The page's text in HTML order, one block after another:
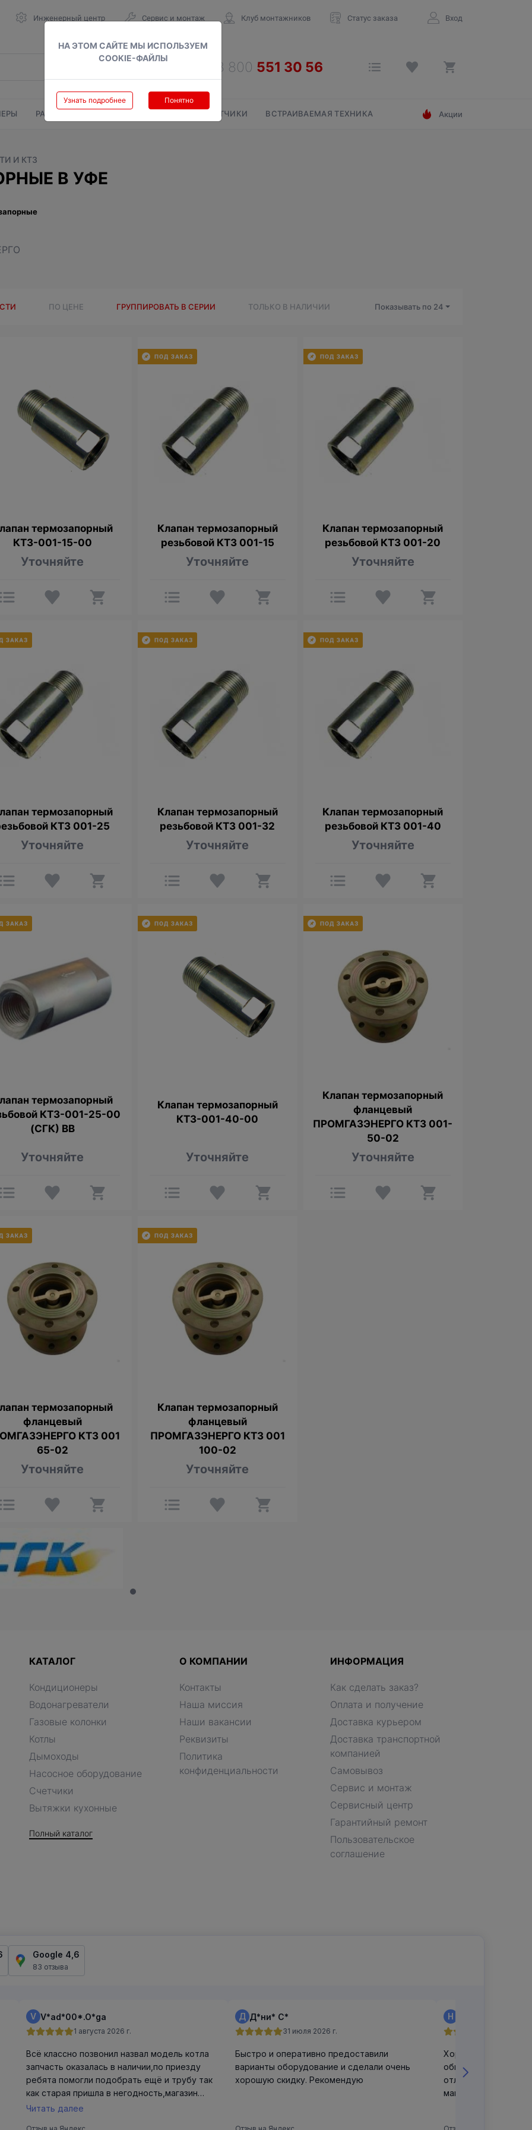
НА ЭТОМ САЙТЕ МЫ ИСПОЛЬЗУЕМ
COOKIE-ФАЙЛЫ
Узнать подробнее Понятно
Инженерный центр Сервис и монтаж Клуб монтажников Статус заказа Вход
РАДИАТОРЫ СЧЕТЧИКИ ВСТРАИВАЕМАЯ ТЕХНИКА Акции
И КТЗ
В УФЕ
ПО ЦЕНЕ ГРУППИРОВАТЬ В СЕРИИ ТОЛЬКО В НАЛИЧИИ Показывать по 24
термозапорный
КТЗ-001-15-00
Уточняйте
Клапан термозапорный
резьбовой КТЗ 001-15
Уточняйте
Клапан термозапорный
резьбовой КТЗ 001-20
Уточняйте
термозапорный
КТЗ 001-25
Уточняйте
Клапан термозапорный
резьбовой КТЗ 001-32
Уточняйте
Клапан термозапорный
резьбовой КТЗ 001-40
Уточняйте
термозапорный
КТЗ-001-25-00
(СГК) ВВ
Уточняйте
Клапан термозапорный
КТЗ-001-40-00
Уточняйте
Клапан термозапорный
фланцевый
ПРОМГАЗЭНЕРГО КТЗ 001-
50-02
Уточняйте
термозапорный
фланцевый
КТЗ 001
65-02
Уточняйте
Клапан термозапорный
фланцевый
ПРОМГАЗЭНЕРГО КТЗ 001
100-02
Уточняйте
КАТАЛОГ
Кондиционеры
Водонагреватели
Газовые колонки
Котлы
Дымоходы
Насосное оборудование
Счетчики
Вытяжки кухонные
Полный каталог
О КОМПАНИИ
Контакты
Наша миссия
Наши вакансии
Реквизиты
Политика
конфиденциальности
ИНФОРМАЦИЯ
Как сделать заказ?
Оплата и получение
Доставка курьером
Доставка транспортной
компанией
Самовывоз
Сервис и монтаж
Сервисный центр
Гарантийный ремонт
Пользовательское
соглашение